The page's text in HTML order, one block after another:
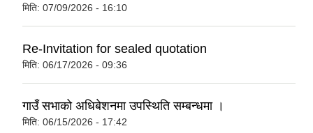
मिति: 07/09/2026 - 16:10
Re-Invitation for sealed quotation
मिति: 06/17/2026 - 09:36
गाउँ सभाको अधिबेशनमा उपस्थिति सम्बन्धमा ।
मिति: 06/15/2026 - 17:42